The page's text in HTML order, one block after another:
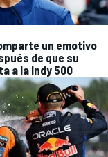
un emotivo
de que su
a la Indy 500